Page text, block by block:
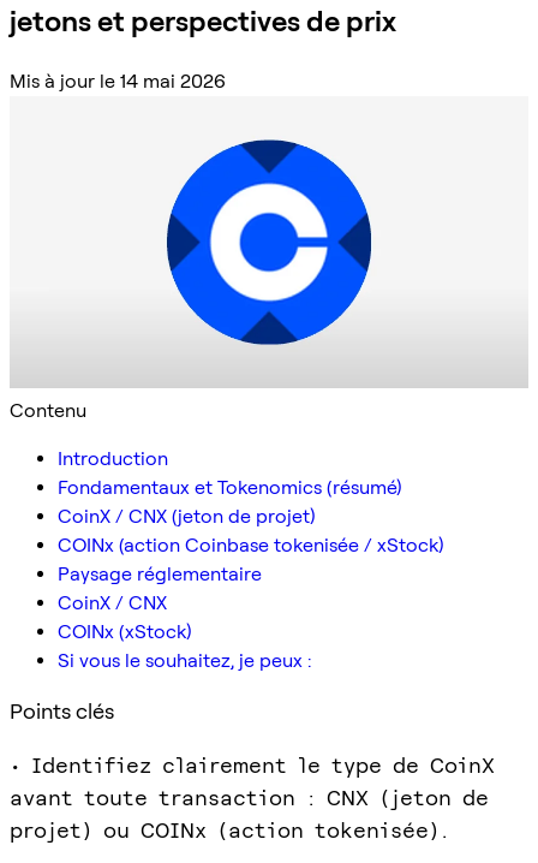
jetons et perspectives de prix
Mis à jour le 14 mai 2026
Contenu
Introduction
Fondamentaux et Tokenomics (résumé)
CoinX / CNX (jeton de projet)
COINx (action Coinbase tokenisée / xStock)
Paysage réglementaire
CoinX / CNX
COINx (xStock)
Si vous le souhaitez, je peux :
Points clés
• Identifiez clairement le type de CoinX
avant toute transaction : CNX (jeton de
projet) ou COINx (action tokenisée).